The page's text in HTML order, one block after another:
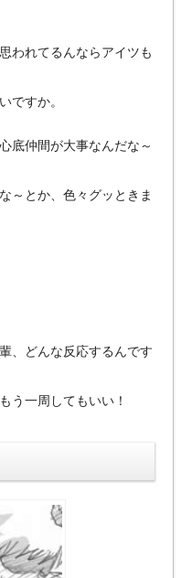
われてるんならアイツも
ですか。
底仲間が大事なんだな～
～とか、色々グッときま
、どんな反応するんです
う一周してもいい！